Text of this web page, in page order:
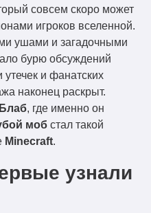
совсем скоро может
игроков вселенной.
ушами и загадочными
бурю обсуждений
и фанатских
наконец раскрыт.
Блаб, где именно он
моб стал такой
Minecraft.
узнали